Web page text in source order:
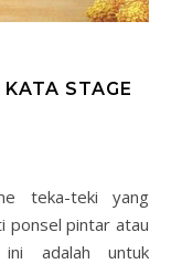
STAGE
ponsel pintar atau
adalah untuk